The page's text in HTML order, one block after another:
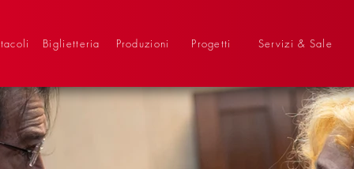
Biglietteria Produzioni Progetti Servizi & Sale